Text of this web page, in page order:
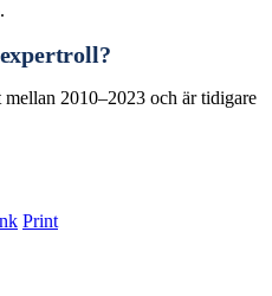
2010–2023 och är tidigare
Print